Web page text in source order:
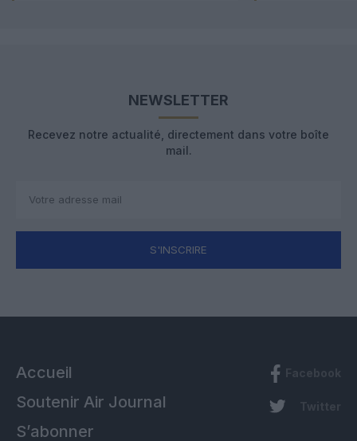
NEWSLETTER
Recevez notre actualité, directement dans votre boîte
mail.
S'INSCRIRE
Accueil
Soutenir Air Journal
S’abonner